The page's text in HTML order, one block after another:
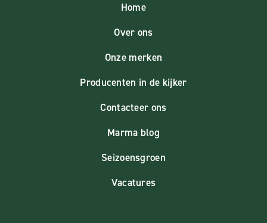
Home
Over ons
Onze merken
Producenten in de kijker
Contacteer ons
Marma blog
Seizoensgroen
Vacatures